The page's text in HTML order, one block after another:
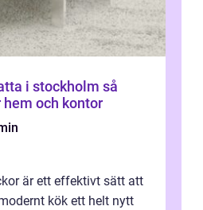
i stockholm så
och kontor
är ett effektivt sätt att
kök ett helt nytt